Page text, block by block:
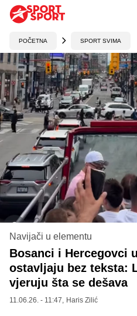
POČETNA SPORT SVIMA
Navijači u elementu
Bosanci i Hercegovci
ostavljaju bez teksta:
vjeruju šta se dešava
11.06.26. - 11:47, Haris Zilić